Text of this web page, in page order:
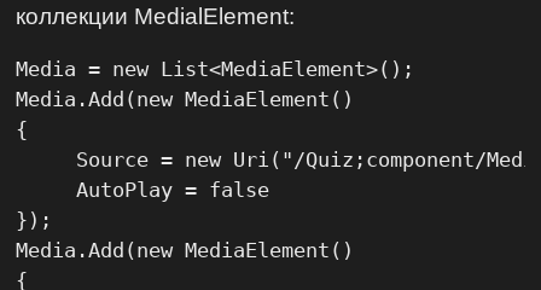
коллекции MedialElement:
Media = new List<MediaElement>();
Media.Add(new MediaElement()
{
Source = new Uri("/Quiz;component/
     AutoPlay = false
});
Media.Add(new MediaElement()
{